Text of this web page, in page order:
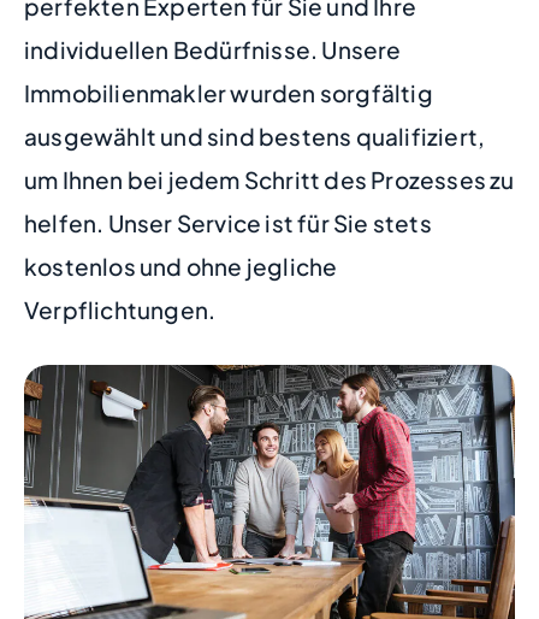
individuellen Bedürfnisse. Unsere
Immobilienmakler wurden sorgfältig
ausgewählt und sind bestens qualifiziert,
um Ihnen bei jedem Schritt des Prozesses zu
helfen. Unser Service ist für Sie stets
kostenlos und ohne jegliche
Verpflichtungen.